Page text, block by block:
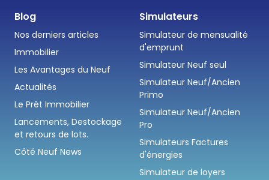
Blog
Nos derniers articles
Immobilier
Les Avantages du Neuf
Actualités
Le Prêt Immobilier
Lancements, Destockage
et retours de lots.
Côté Neuf News
Simulateurs
Simulateur de mensualité
d'emprunt
Simulateur Neuf seul
Simulateur Neuf/Ancien
Primo
Simulateur Neuf/Ancien
Pro
Simulateurs Factures
d'énergies
Simulateur de loyers